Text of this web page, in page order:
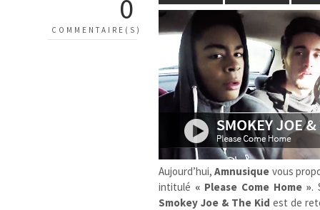
0
COMMENTAIRE(S)
Aujourd’hui,Amnusique vous
intitulé « Please Come Home ».
Smokey Joe & The Kid est de